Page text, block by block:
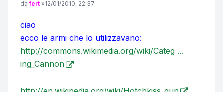
Messaggio
dafert »12/01/2010, 22:37
ciao
ecco le armi che lo utilizzavano:
http://commons.wikimedia.org/wiki/Categ ...
ing_Cannon